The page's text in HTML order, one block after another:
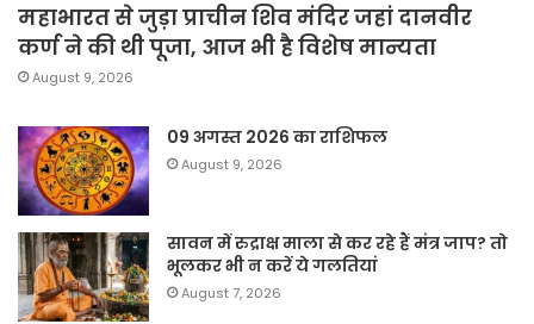
महाभारत से जुड़ा प्राचीन शिव मंदिर जहां दानवीर
कर्ण ने की थी पूजा, आज भी है विशेष मान्यता
August 9, 2026
09 अगस्त 2026 का राशिफल
August 9, 2026
सावन में रुद्राक्ष माला से कर रहे हैं मंत्र जाप? तो
भूलकर भी न करें ये गलतियां
August 7, 2026